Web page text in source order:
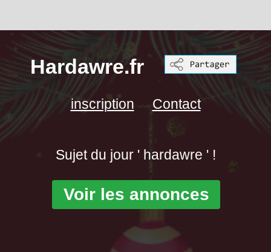
Hardawre.fr
inscription Contact
Sujet du jour ' hardawre ' !
Voir les annonces